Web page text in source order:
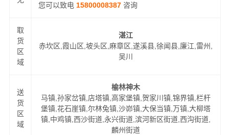
您可以致电 15800008387 咨询
取
货
区
域
湛江
赤坎区,霞山区,坡头区,麻章区,遂溪县,徐闻县,廉江,雷州,
吴川
送
货
区
域
榆林神木
马镇,孙家岔镇,店塔镇,高家堡镇,贺家川镇,锦界镇,栏杆
堡镇,花石崖镇,尔林兔镇,沙峁镇,大保当镇,万镇,大柳塔
镇,中鸡镇,西沙街道,永兴街道,滨河新区街道,西沟街道,
麟州街道